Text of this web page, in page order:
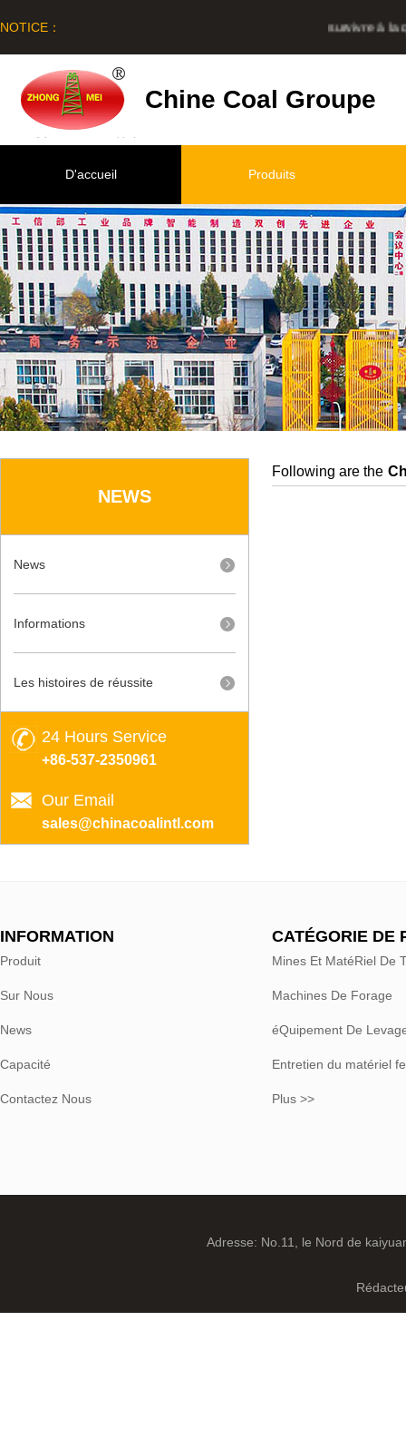
NOTICE： survivre à la
Chine Coal Groupe
D'accueil Produits
NEWS
News
Informations
Les histoires de réussite
24 Hours Service
+86-537-2350961
Our Email
sales@chinacoalintl.com
Following are the
INFORMATION
Produit
Sur Nous
News
Capacité
Contactez Nous
CATÉGORIE DE
Mines Et MatéRiel De
Machines De Forage
éQuipement De
Entretien du matériel
Plus >>
Adresse: No.11, le Nord de